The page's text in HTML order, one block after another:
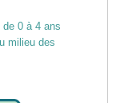
0 à 4 ans
milieu des